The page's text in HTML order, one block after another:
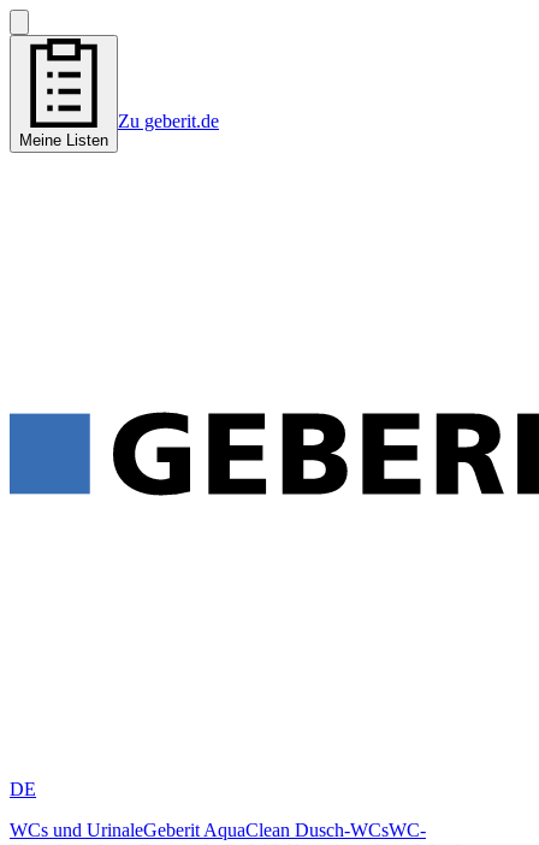
Meine Listen
Zu geberit.de
DE
WCs und UrinaleGeberit AquaClean Dusch-WCsWC-